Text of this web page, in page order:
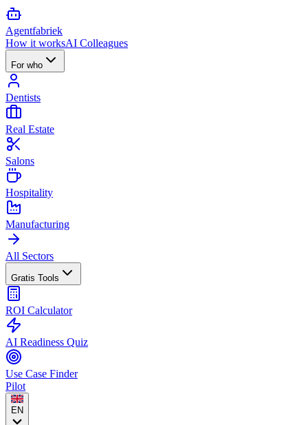
Agentfabriek
How it worksAI Colleagues
For who
Dentists
Real Estate
Salons
Hospitality
Manufacturing
All Sectors
Gratis Tools
ROI Calculator
AI Readiness Quiz
Use Case Finder
Pilot
EN